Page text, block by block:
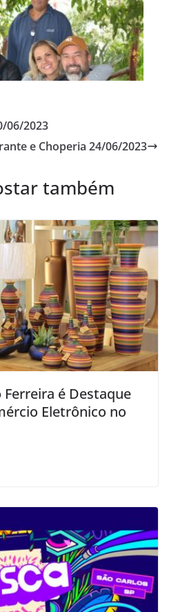
06/2023
e Choperia 24/06/2023
também
é Destaque
Eletrônico no